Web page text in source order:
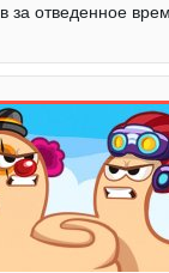
за отведенное